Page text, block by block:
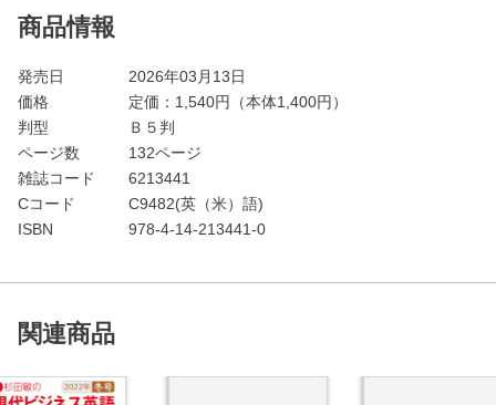
商品情報
発売日
2026年03月13日
価格
定価： 1,540円（本体1,400円）
判型
Ｂ５判
ページ数
132ページ
雑誌コード
6213441
Cコード
C9482(英（米）語)
ISBN
978-4-14-213441-0
関連商品